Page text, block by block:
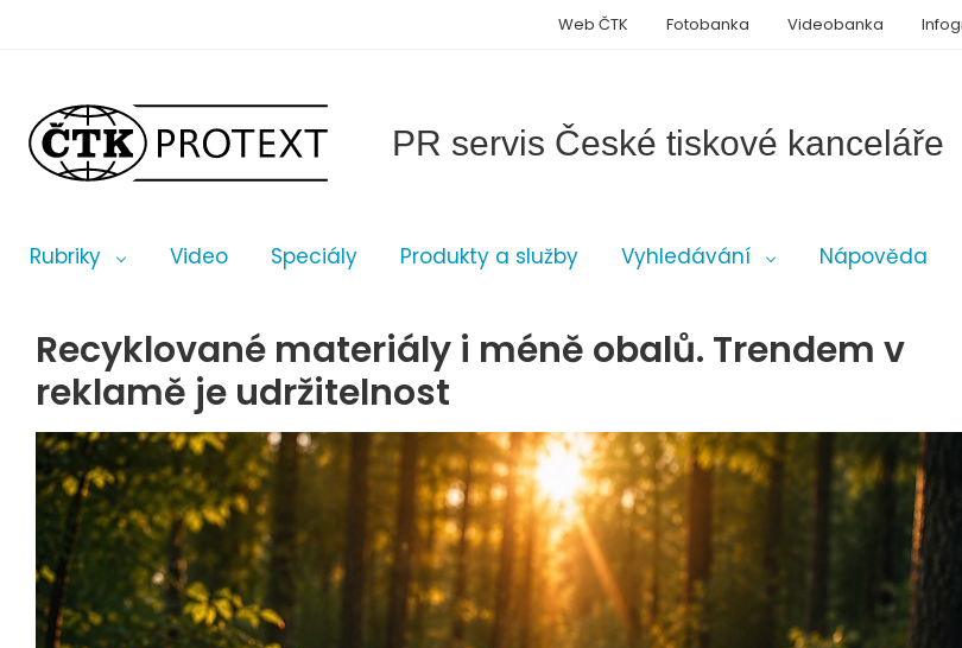
PR servis České tiskové kanceláře
Rubriky Video Speciály Produkty a služby Vyhledávání Nápověda
Web ČTK Fotobanka Videobanka
Recyklované materiály i méně obalů. Trendem v
reklamě je udržitelnost